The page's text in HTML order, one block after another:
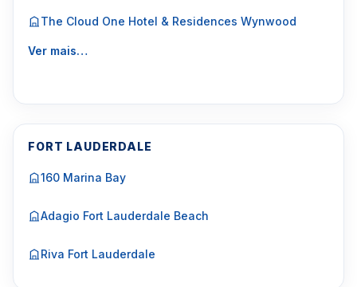
The Cloud One Hotel & Residences Wynwood
Ver mais…
FORT LAUDERDALE
160 Marina Bay
Adagio Fort Lauderdale Beach
Riva Fort Lauderdale